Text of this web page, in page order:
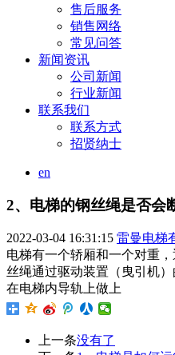
售后服务
销售网络
常见问答
新闻资讯
公司新闻
行业新闻
联系我们
联系方式
招贤纳士
en
2、电梯的钢丝绳是否会
2022-03-04 16:31:15 雷曼电梯
电梯有一个轿厢和一个对重
丝绳通过驱动装置（曳引机
在电梯内导轨上做上
上一条没有了